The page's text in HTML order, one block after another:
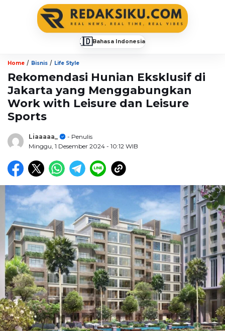
🇮🇩Bahasa Indonesia
Home / Bisnis / Life Style
Rekomendasi Hunian Eksklusif di
Jakarta yang Menggabungkan
Work with Leisure dan Leisure
Sports
Liaaaaa_
- Penulis
Minggu, 1 Desember 2024 - 10:12 WIB